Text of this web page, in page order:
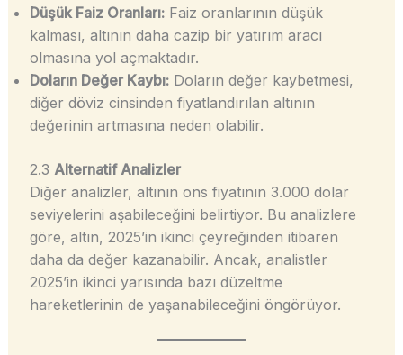
Düşük Faiz Oranları:Faiz oranlarının düşük
kalması, altının daha cazip bir yatırım aracı
olmasına yol açmaktadır.
Doların Değer Kaybı:Doların değer kaybetmesi,
diğer döviz cinsinden fiyatlandırılan altının
değerinin artmasına neden olabilir.
2.3 Alternatif Analizler
Diğer analizler, altının ons fiyatının 3.000 dolar
seviyelerini aşabileceğini belirtiyor. Bu analizlere
göre, altın, 2025’in ikinci çeyreğinden itibaren
daha da değer kazanabilir. Ancak, analistler
2025’in ikinci yarısında bazı düzeltme
hareketlerinin de yaşanabileceğini öngörüyor.